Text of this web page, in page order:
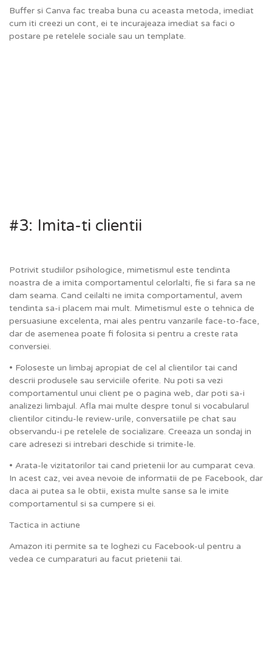
Buffer si Canva fac treaba buna cu aceasta metoda, imediat
cum iti creezi un cont, ei te incurajeaza imediat sa faci o
postare pe retelele sociale sau un template.
#3: Imita-ti clientii
Potrivit studiilor psihologice, mimetismul este tendinta
noastra de a imita comportamentul celorlalti, fie si fara sa ne
dam seama. Cand ceilalti ne imita comportamentul, avem
tendinta sa-i placem mai mult. Mimetismul este o tehnica de
persuasiune excelenta, mai ales pentru vanzarile face-to-face,
dar de asemenea poate fi folosita si pentru a creste rata
conversiei.
• Foloseste un limbaj apropiat de cel al clientilor tai cand
descrii produsele sau serviciile oferite. Nu poti sa vezi
comportamentul unui client pe o pagina web, dar poti sa-i
analizezi limbajul. Afla mai multe despre tonul si vocabularul
clientilor citindu-le review-urile, conversatiile pe chat sau
observandu-i pe retelele de socializare. Creeaza un sondaj in
care adresezi si intrebari deschide si trimite-le.
• Arata-le vizitatorilor tai cand prietenii lor au cumparat ceva.
In acest caz, vei avea nevoie de informatii de pe Facebook, dar
daca ai putea sa le obtii, exista multe sanse sa le imite
comportamentul si sa cumpere si ei.
Tactica in actiune
Amazon iti permite sa te loghezi cu Facebook-ul pentru a
vedea ce cumparaturi au facut prietenii tai.